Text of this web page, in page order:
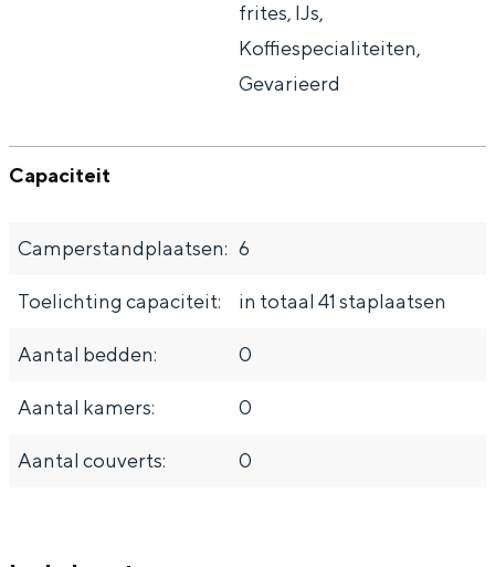
frites, IJs,
Koffiespecialiteiten,
Gevarieerd
Capaciteit
Camperstandplaatsen: 6
Toelichting capaciteit: in totaal 41 staplaatsen
Aantal bedden: 0
Aantal kamers: 0
Aantal couverts: 0